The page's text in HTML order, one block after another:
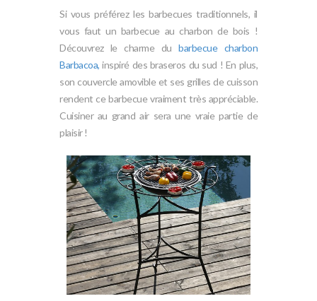
Si vous préférez les barbecues traditionnels, il
vous faut un barbecue au charbon de bois !
Découvrez le charme dubarbecue charbon
Barbacoa, inspiré des braseros du sud ! En plus,
son couvercle amovible et ses grilles de cuisson
rendent ce barbecue vraiment très appréciable.
Cuisiner au grand air sera une vraie partie de
plaisir !